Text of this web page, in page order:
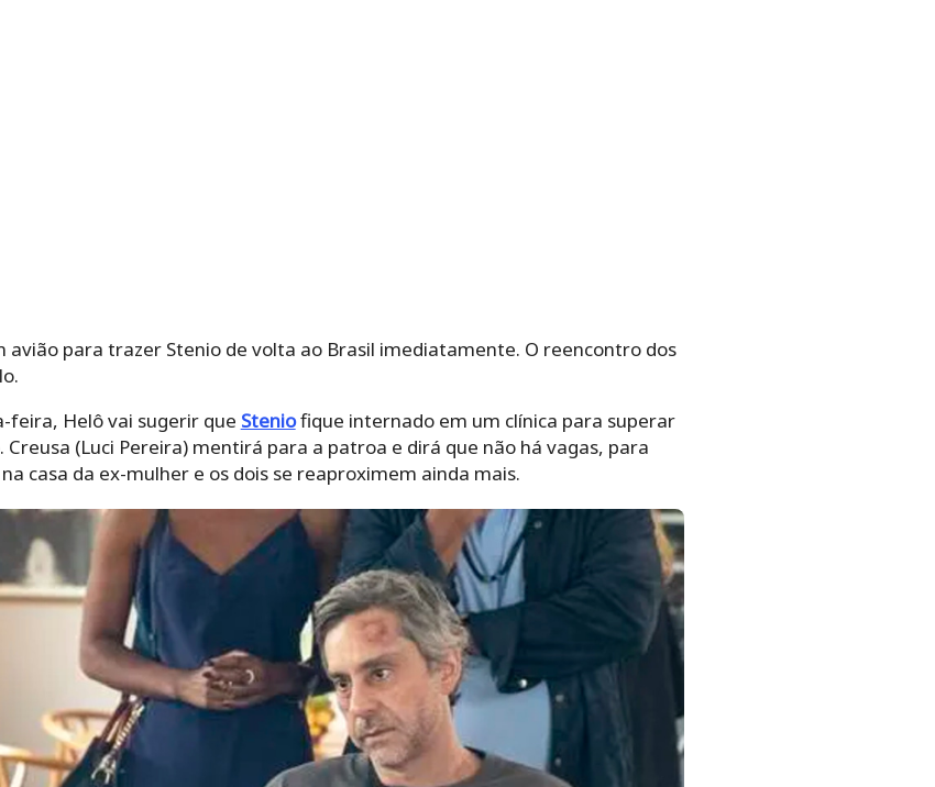
avião para trazer Stenio de volta ao Brasil imediatamente. O reencontro dos
feira, Helô vai sugerir que Steniofique internado em um clínica para superar
(Luci Pereira) mentirá para a patroa e dirá que não há vagas, para
casa da ex-mulher e os dois se reaproximem ainda mais.